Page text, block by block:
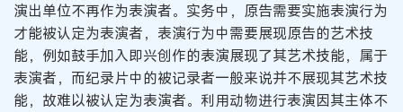
演出单位不再作为表演者。实务中，原告需要实施表演行为
才能被认定为表演者，表演行为中需要展现原告的艺术技
能，例如鼓手加入即兴创作的表演展现了其艺术技能，属于
表演者，而纪录片中的被记录者一般来说并不展现其艺术技
能，故难以被认定为表演者。利用动物进行表演因其主体不